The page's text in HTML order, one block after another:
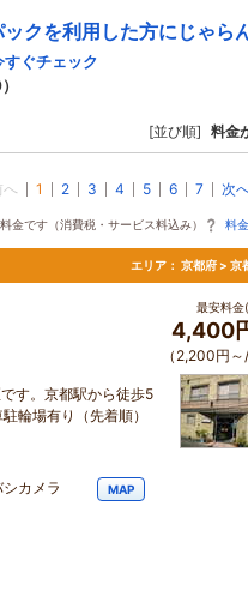
クを利用した方にじゃら
ぐチェック
[並び順] 料金
へ 1 2 3 4 5 6 7 次
金です（消費税・サービス料込み） 料
エリア： 京都府 > 京
す。京都駅から徒歩5
輪場有り（先着順）
カメラ
MAP
最安料金
4,400
（2,200円～/